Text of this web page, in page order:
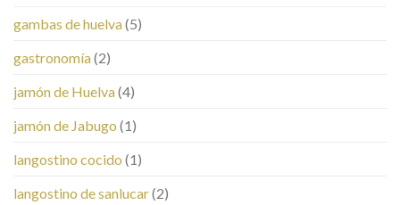
gambas de huelva(5)
gastronomía(2)
jamón de Huelva(4)
jamón de Jabugo (1)
langostino cocido (1)
langostino de sanlucar(2)